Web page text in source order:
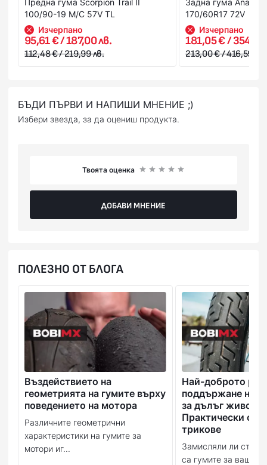
100/90-19 M/C 57V TL
Изчерпано
95,61 € / 187,00 лв.
112,48 € / 219,99 лв.
170/60R17 72V
Изчерпано
181,05 € / 354,10
213,00 € / 416,59 лв.
БЪДИ ПЪРВИ И НАПИШИ МНЕНИЕ ;)
Избери звезда, за да оцениш продукта.
Твоята оценка
ДОБАВИ МНЕНИЕ
ПОЛЕЗНО ОТ БЛОГА
Въздействието на
геометрията на гумите върху
поведението на мотора
Различните геометрични
характеристики на гумите за
мотори иг...
Най-доброто
поддържане на
за дълъг живот:
Практически
трикове
Замисляли ли сте
са гумите за вашия